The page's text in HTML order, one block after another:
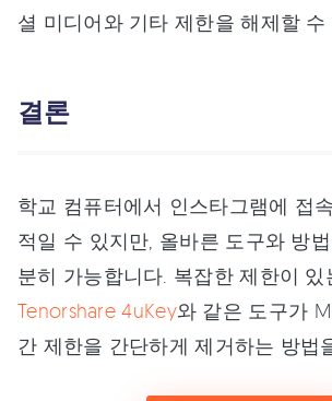
셜 미디어와 기타 제한을 해제할 수
결론
학교 컴퓨터에서 인스타그램에 접
적일 수 있지만, 올바른 도구와 방
분히 가능합니다. 복잡한 제한이 있
Tenorshare 4uKey와 같은 도구가
간 제한을 간단하게 제거하는 방법